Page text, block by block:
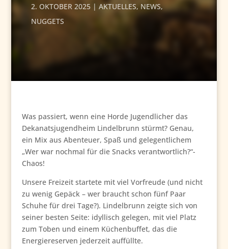
2. OKTOBER 2025 AKTUELLES, NEWS,
NUGGETS
Was passiert, wenn eine Horde Jugendlicher das
Dekanatsjugendheim Lindelbrunn stürmt? Genau,
ein Mix aus Abenteuer, Spaß und gelegentlichem
„Wer war nochmal für die Snacks verantwortlich?“-
Chaos!
Unsere Freizeit startete mit viel Vorfreude (und nicht
zu wenig Gepäck – wer braucht schon fünf Paar
Schuhe für drei Tage?). Lindelbrunn zeigte sich von
seiner besten Seite: idyllisch gelegen, mit viel Platz
zum Toben und einem Küchenbuffet, das die
Energiereserven jederzeit auffüllte.